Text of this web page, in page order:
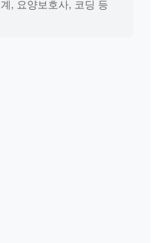
, 요양보호사, 코딩 등